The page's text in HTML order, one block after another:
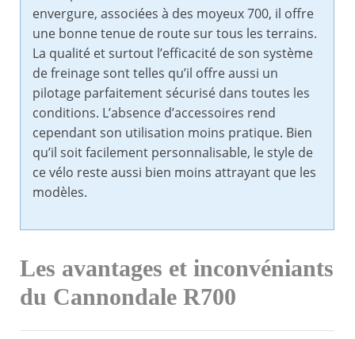
envergure, associées à des moyeux 700, il offre
une bonne tenue de route sur tous les terrains.
La qualité et surtout l’efficacité de son système
de freinage sont telles qu’il offre aussi un
pilotage parfaitement sécurisé dans toutes les
conditions. L’absence d’accessoires rend
cependant son utilisation moins pratique. Bien
qu’il soit facilement personnalisable, le style de
ce vélo reste aussi bien moins attrayant que les
modèles.
Les avantages et inconvéniants
du Cannondale R700